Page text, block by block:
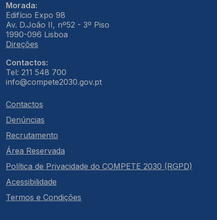
Morada:
Edifício Expo 98
Av. D.João II, nº52 - 3º Piso
1990-096 Lisboa
Direções
Contactos:
Tel: 211 548 700
info@compete2030.gov.pt
Contactos
Denúncias
Recrutamento
Área Reservada
Política de Privacidade do COMPETE 2030 (RGPD)
Acessibilidade
Termos e Condições